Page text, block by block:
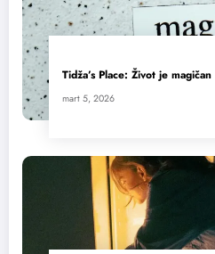
Tidža’s Place: Život je magičan
mart 5, 2026